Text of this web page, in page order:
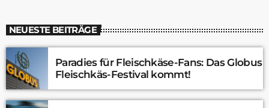
NEUESTE BEITRÄGE
Paradies für Fleischkäse-Fans: Das Globus
Fleischkäs-Festival kommt!